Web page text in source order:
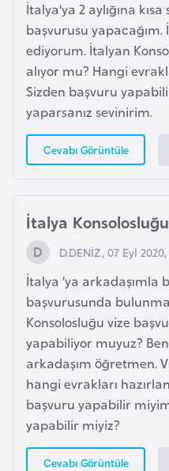
İtalya’ya 2 aylığına
başvurusu yapacağım.
ediyorum. İtalyan
alıyor mu? Hangi
Sizden başvuru
yaparsanız sevinirim.
Cevabı Görüntüle
İtalya
D.DENİZ, 07 Eyl
İtalya ‘ya
başvurusunda
Konsolosluğu vize
yapabiliyor muyuz? Ben
arkadaşım öğretmen.
hangi evrakları
başvuru yapabilir
yapabilir miyiz?
Cevabı Görüntüle
i
n
B
o
s
n
H
e
r
e
k
B
u
l
g
a
r
i